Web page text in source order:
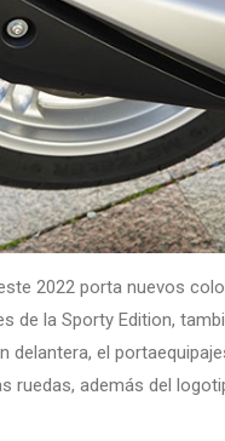
2022 porta nuevos
de la Sporty Edition,
delantera, el
ruedas, además del